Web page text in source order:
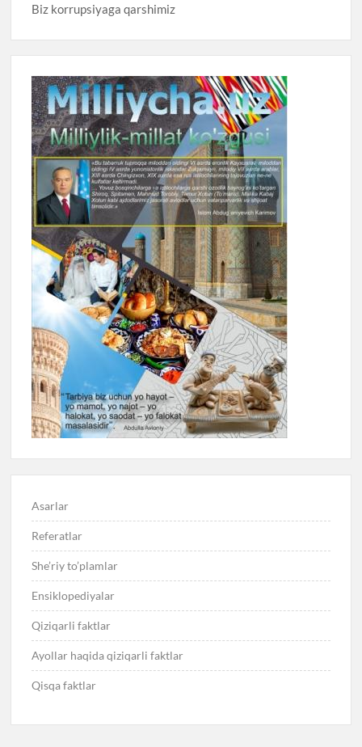
Biz korrupsiyaga qarshimiz
Asarlar
Referatlar
She’riy to’plamlar
Ensiklopediyalar
Qiziqarli faktlar
Ayollar haqida qiziqarli faktlar
Qisqa faktlar